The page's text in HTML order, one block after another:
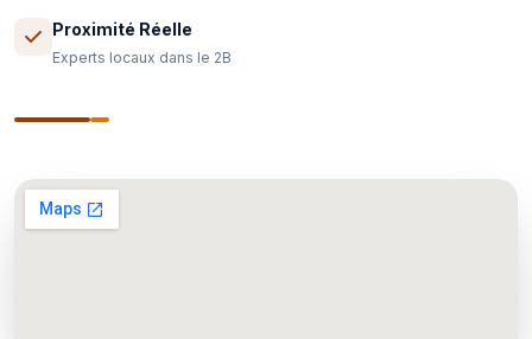
Proximité Réelle
Experts locaux dans le 2B